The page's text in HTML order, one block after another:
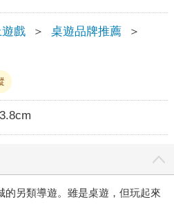
戲 ＞ 桌遊品牌推薦
＞
的另類導遊。雖是桌遊，但玩起來